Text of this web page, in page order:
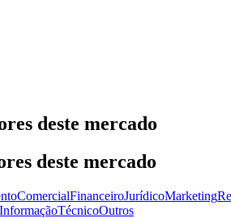
deste mercado
deste mercado
ComercialFinanceiroJurídicoMarketing
TécnicoOutros